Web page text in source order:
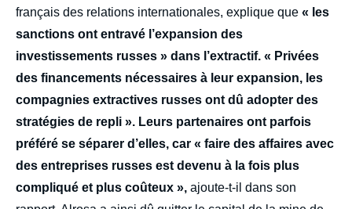
français des relations internationales, explique que « les
sanctions ont entravé l’expansion des
investissements russes » dans l’extractif. « Privées
des financements nécessaires à leur expansion, les
compagnies extractives russes ont dû adopter des
stratégies de repli ». Leurs partenaires ont parfois
préféré se séparer d’elles, car « faire des affaires avec
des entreprises russes est devenu à la fois plus
compliqué et plus coûteux », ajoute-t-il dans son